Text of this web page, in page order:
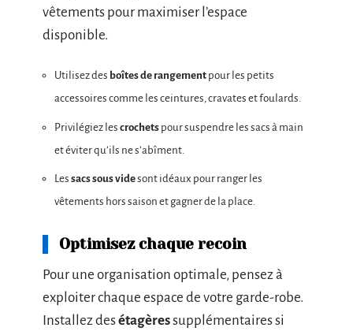
vêtements pour maximiser l’espace
disponible.
Utilisez des boîtes de rangement pour les petits
accessoires comme les ceintures, cravates et foulards.
Privilégiez les crochets pour suspendre les sacs à main
et éviter qu’ils ne s’abîment.
Les sacs sous videsont idéaux pour ranger les
vêtements hors saison et gagner de la place.
Optimisez chaque recoin
Pour une organisation optimale, pensez à
exploiter chaque espace de votre garde-robe.
Installez desétagèressupplémentaires si